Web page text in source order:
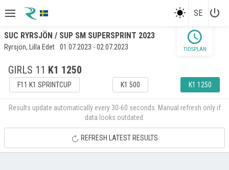
SE power_settings_new
SUC RYRSJÖN / SUP SM SUPERSPRINT 2023
Ryrsjön, Lilla Edet 01.07.2023 - 02.07.2023
GIRLS 11 K1 1250
F11 K1 SPRINTCUP K1 500 K1 1250
schedule
TIDSPLAN
Results update automatically every 30-60 seconds. Manual refresh only if
data looks outdated.
REFRESH LATEST RESULTS